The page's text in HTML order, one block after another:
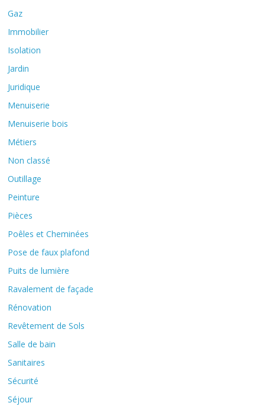
Gaz
Immobilier
Isolation
Jardin
Juridique
Menuiserie
Menuiserie bois
Métiers
Non classé
Outillage
Peinture
Pièces
Poêles et Cheminées
Pose de faux plafond
Puits de lumière
Ravalement de façade
Rénovation
Revêtement de Sols
Salle de bain
Sanitaires
Sécurité
Séjour